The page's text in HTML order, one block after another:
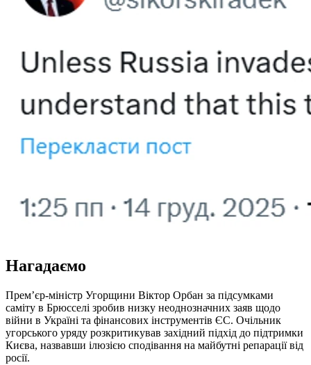
Нагадаємо
Прем’єр-міністр Угорщини Віктор Орбан за підсумками
саміту в Брюсселі зробив низку неоднозначних заяв щодо
війни в Україні та фінансових інструментів ЄС. Очільник
угорського уряду розкритикував західний підхід до підтримки
Києва, назвавши ілюзією сподівання на майбутні репарації від
росії.